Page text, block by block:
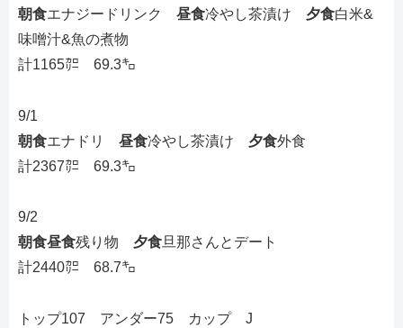
朝食エナジードリンク 昼食冷やし茶漬け 夕食白米&
味噌汁&魚の煮物
計1165㌍ 69.3㌔
9/1
朝食エナドリ 昼食冷やし茶漬け 夕食外食
計2367㌍ 69.3㌔
9/2
朝食昼食残り物 夕食旦那さんとデート
計2440㌍ 68.7㌔
トップ107 アンダー75 カップ J